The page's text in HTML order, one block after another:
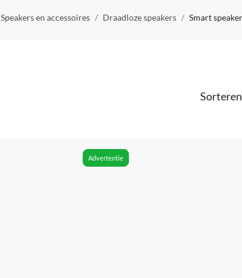
Speakers en accessoires Draadloze speakers Smart
Advertentie